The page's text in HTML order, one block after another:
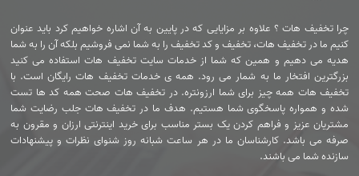
چرا تخفیف هات ؟ علاوه بر مزایایی که در پایین به آن اشاره خواهیم کرد باید عنوان
کنیم ما در تخفیف هات، تخفیف و کد تخفیف را به شما نمی فروشیم بلکه آن را به شما
هدیه می دهیم و همین که شما از خدمات سایت تخفیف هات استفاده می کنید
بزرگترین افتخار ما به شمار می رود. همه ی خدمات تخفیف هات رایگان است. با
تخفیف هات همه چیز برای شما ارزونتره. در تخفیف هات صحت همه کد ها تست
شده و همواره پاسخگوی شما هستیم. هدف ما در تخفیف هات جلب رضایت شما
مشتریان عزیز و فراهم کردن یک بستر مناسب برای خرید اینترنتی ارزان و مقرون به
صرفه می باشد. کارشناسان ما در هر ساعت شبانه روز شنوای نظرات و پیشنهادات
سازنده شما می باشند.